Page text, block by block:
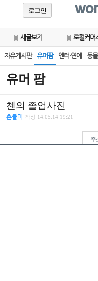
로그인
새글보기 로컬커머
자유게시판 유머팜 엔터·연예 동
유머 팜
첸의 졸업사진
촌플머 작성 14.05.14 19:21
주